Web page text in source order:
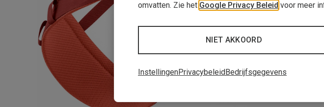
omvatten. Zie het Google Privacy Beleid voor meer
NIET AKKOORD
InstellingenPrivacybeleid Bedrijfsgegevens